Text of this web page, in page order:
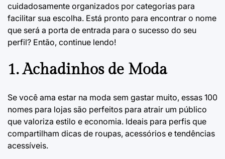
cuidadosamente organizados por categorias para
facilitar sua escolha. Está pronto para encontrar o nome
que será a porta de entrada para o sucesso do seu
perfil? Então, continue lendo!
1. Achadinhos de Moda
Se você ama estar na moda sem gastar muito, essas 100
nomes para lojas são perfeitos para atrair um público
que valoriza estilo e economia. Ideais para perfis que
compartilham dicas de roupas, acessórios e tendências
acessíveis.